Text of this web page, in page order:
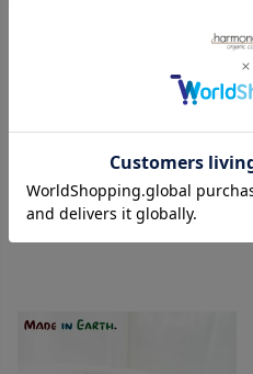
メイドインアース
オーガニックコットン 平織りフ
ラットシーツ